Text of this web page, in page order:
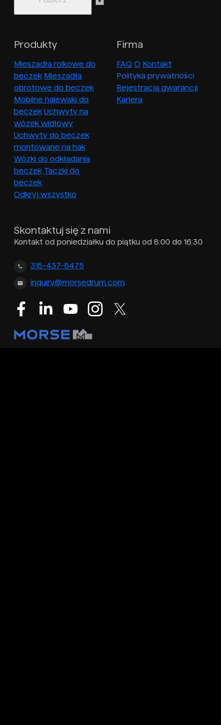
Produkty
Mieszadła rolkowe do
beczek Mieszadła
obrotowe do beczek
Mobilne nalewaki do
beczek Uchwyty na
wózek widłowy
Uchwyty do beczek
montowane na hak
Wózki do odkładania
beczek Taczki do
beczek
Odkryj wszystko
Firma
FAQ O Kontakt
Polityka prywatności
Rejestracja gwarancji
Kariera
Skontaktuj się z nami
Kontakt od poniedziałku do piątku od 8:00 do 16:30
315-437-8475
inquiry@morsedrum.com